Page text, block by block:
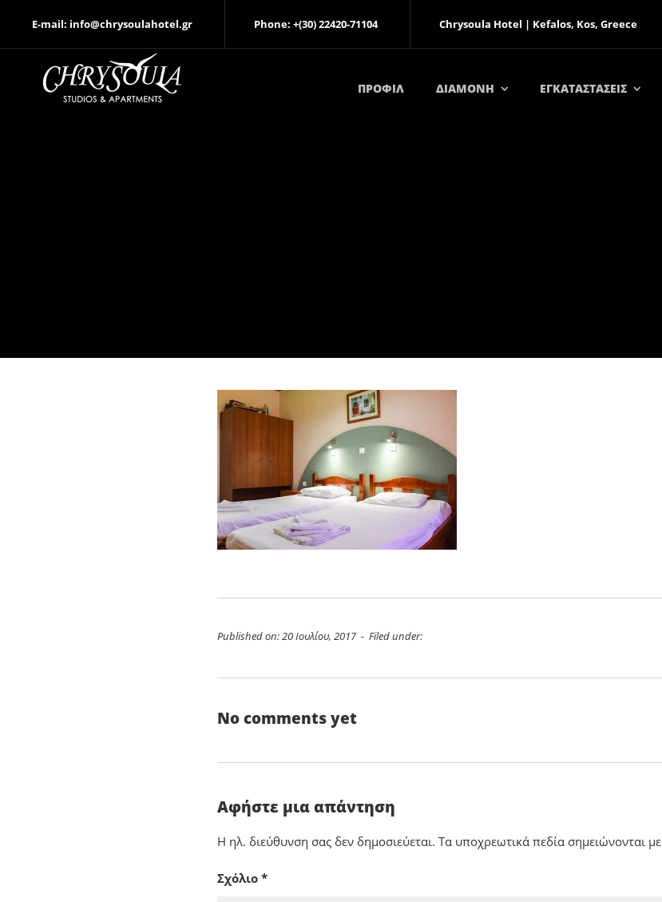
E-mail: info@chrysoulahotel.gr Phone: +(30) 22420-71104 Chrysoula Hotel | Kefalos, Kos, Greece
ΠΡΟΦΙΛ ΔΙΑΜΟΝΗ ΕΓΚΑΤΑΣΤΑΣΕΙΣ
Published on: 20 Ιουλίου, 2017 - Filed under:
No comments yet
Αφήστε μια απάντηση
Η ηλ. διεύθυνση σας δεν δημοσιεύεται. Τα υποχρεωτικά πεδία σημειώνονται με
Σχόλιο *